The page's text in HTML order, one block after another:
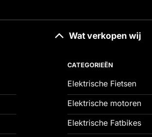
Wat verkopen wij
CATEGORIEËN
Elektrische Fietsen
Elektrische motoren
Elektrische Fatbikes